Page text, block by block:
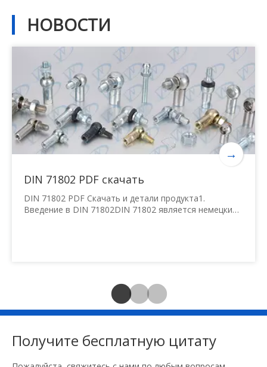
НОВОСТИ
→
DIN 71802 PDF скачать
DIN 71802 PDF Скачать и детали продукта1.
Введение в DIN 71802DIN 71802 является немецким
Получите бесплатную цитату